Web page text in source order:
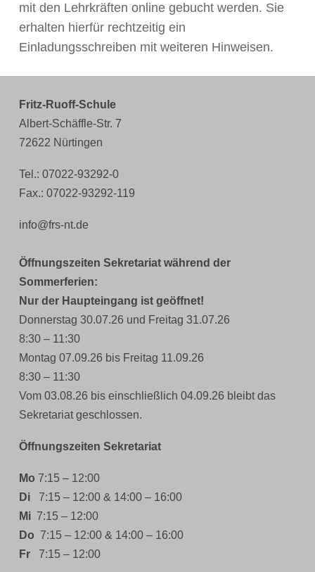
mit den Lehrkräften online gebucht werden. Sie
erhalten hierfür rechtzeitig ein
Einladungsschreiben mit weiteren Hinweisen.
Fritz-Ruoff-Schule
Albert-Schäffle-Str. 7
72622 Nürtingen
Tel.: 07022-93292-0
Fax.: 07022-93292-119
info@frs-nt.de
Öffnungszeiten Sekretariat während der
Sommerferien:
Nur der Haupteingang ist geöffnet!
Donnerstag 30.07.26 und Freitag 31.07.26
8:30 – 11:30
Montag 07.09.26 bis Freitag 11.09.26
8:30 – 11:30
Vom 03.08.26 bis einschließlich 04.09.26 bleibt das
Sekretariat geschlossen.
Öffnungszeiten Sekretariat
Mo 7:15 – 12:00
Di 7:15 – 12:00 & 14:00 – 16:00
Mi 7:15 – 12:00
Do 7:15 – 12:00 & 14:00 – 16:00
Fr 7:15 – 12:00